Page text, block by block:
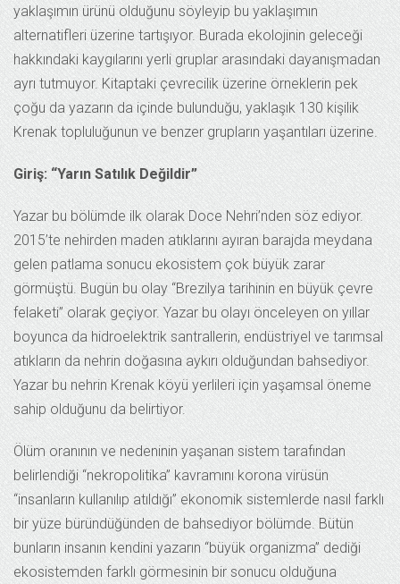
yaklaşımın ürünü olduğunu söyleyip bu yaklaşımın
alternatifleri üzerine tartışıyor. Burada ekolojinin geleceği
hakkındaki kaygılarını yerli gruplar arasındaki dayanışmadan
ayrı tutmuyor. Kitaptaki çevrecilik üzerine örneklerin pek
çoğu da yazarın da içinde bulunduğu, yaklaşık 130 kişilik
Krenak topluluğunun ve benzer grupların yaşantıları üzerine.
Giriş: “Yarın Satılık Değildir”
Yazar bu bölümde ilk olarak Doce Nehri’nden söz ediyor.
2015’te nehirden maden atıklarını ayıran barajda meydana
gelen patlama sonucu ekosistem çok büyük zarar
görmüştü. Bugün bu olay “Brezilya tarihinin en büyük çevre
felaketi” olarak geçiyor. Yazar bu olayı önceleyen on yıllar
boyunca da hidroelektrik santrallerin, endüstriyel ve tarımsal
atıkların da nehrin doğasına aykırı olduğundan bahsediyor.
Yazar bu nehrin Krenak köyü yerlileri için yaşamsal öneme
sahip olduğunu da belirtiyor.
Ölüm oranının ve nedeninin yaşanan sistem tarafından
belirlendiği “nekropolitika” kavramını korona virüsün
“insanların kullanılıp atıldığı” ekonomik sistemlerde nasıl farklı
bir yüze büründüğünden de bahsediyor bölümde. Bütün
bunların insanın kendini yazarın “büyük organizma” dediği
ekosistemden farklı görmesinin bir sonucu olduğuna